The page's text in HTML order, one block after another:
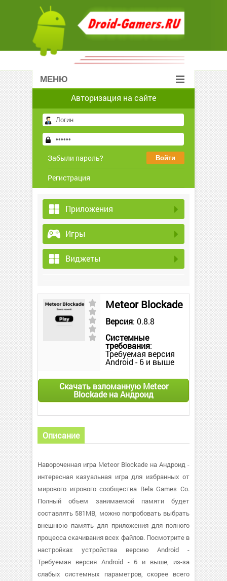
МЕНЮ
Авторизация на сайте
Забыли пароль?
Регистрация
Приложения
Игры
Виджеты
Meteor Blockade
Версия: 0.8.8
Системные
требования:
Требуемая версия
Android - 6 и выше
Скачать взломанную Meteor
Blockade на Андроид
Описание
Навороченная игра Meteor Blockade на Андроид -
интересная казуальная игра для избранных от
мирового игрового сообщества Bela Games Co.
Полный объем занимаемой памяти будет
составлять 581MB, можно попробовать выбрать
внешнюю память для приложения для полного
процесса скачивания всех файлов. Посмотрите в
настройках устройства версию Android -
Требуемая версия Android - 6 и выше, из-за
слабых системных параметров, скорее всего